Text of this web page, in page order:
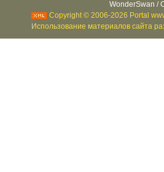
WonderSwan /
Copyright © 2006-2026 Portal
Использование материалов сайта